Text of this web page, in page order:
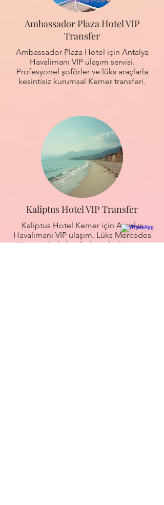
Ambassador Plaza Hotel VIP
Transfer
Ambassador Plaza Hotel için Antalya
Havalimanı VIP ulaşım servisi.
Profesyonel şoförler ve lüks araçlarla
kesintisiz kurumsal Kemer transferi.
Kaliptus Hotel VIP Transfer
Kaliptus Hotel Kemer için Antalya
Havalimanı VIP ulaşım. Lüks Mercedes
Vito araçlarla konforlu ve hızlı servis.